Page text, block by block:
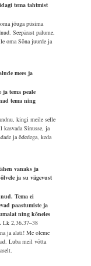
tema tahtmist
jõuga püsima
Seepärast palume,
oma Sõna juurde ja
mees ja
ja tema peale
tema ning
kingi meile selle
kasvada Sinusse, ja
ja õdedega, keda
vanaks ja
ja su vägevust
Tema ei
paastumiste ja
ning kõneles
Lk 2,36.37–38
ja alati! Me oleme
Luba meil võtta